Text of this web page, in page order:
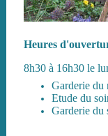
Heures
8h30 à 16h30 le
Etude